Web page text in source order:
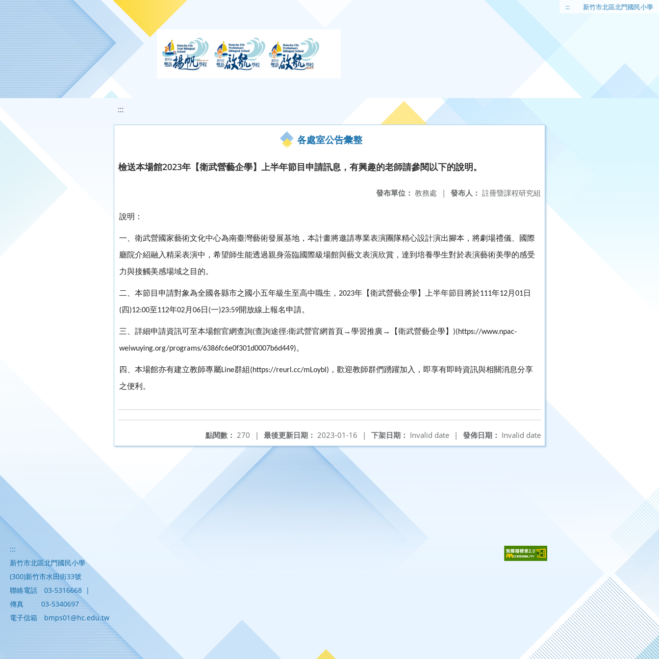
移至網頁之主要內容區位置 ::: 新竹市北區北門國民小學
:::
各處室公告彙整
檢送本場館2023年【衛武營藝企學】上半年節目申請訊息，有興趣的老師請參閱以下的說明。
發布人： 註冊暨課程研究組
發布單位： 教務處 |
說明：
一、衛武營國家藝術文化中心為南臺灣藝術發展基地，本計畫將邀請專業表演團隊精心設計演出腳本，將劇場禮儀、國際
廳院介紹融入精采表演中，希望師生能透過親身蒞臨國際級場館與藝文表演欣賞，達到培養學生對於表演藝術美學的感受
力與接觸美感場域之目的。
二、本節目申請對象為全國各縣市之國小五年級生至高中職生， 2023年【衛武營藝企學】上半年節目將於111年12月 01日
( 四)12:00至112年02月 06日 (一)23:59開放線上報名申請。
三、詳細申請資訊可至本場館官網查詢(查詢途徑:衛武營官網首頁→學習推廣→【衛武營藝企學】 )(https://www.npac-
weiwuying.org/programs/6386fc6e0f301d0007b6d449)。
四、本場館亦有建立教師專屬Line群組 (https://reurl.cc/mLoybl) ，歡迎教師群們踴躍加入，即享有即時資訊與相關消息分享
之便利。
發佈日期： Invalid date
下架日期： Invalid date |
最後更新日期： 2023-01-16 |
點閱數： 270 |
:::
新竹市北區北門國民小學
(300)新竹市水田街33號
聯絡電話
03-5316668 |
傳真
03-5340697
電子信箱
bmps01@hc.edu.tw